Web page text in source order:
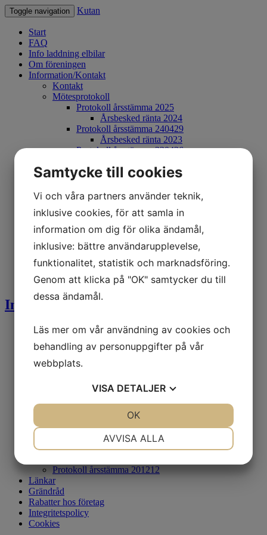
Toggle navigation Kutan
Start
FAQ
Info laddning elbilar
Om föreningen
Information/Kontakt
Kontakt
Mötesprotokoll
Protokoll årsstämma 2025
Årsbesked ränta 2024
Protokoll årsstämma 240429
Årsbesked ränta 2023
Protokoll årsstämma 230426
Protokoll årsstämma 220427
Informationsblad
Protokoll årsstämma 210430
Protokoll årsstämma 201212
Länkar
Grändråd
Rabatter hos företag
Integritetspolicy
Cookies
Bilder
Information/Kontakt
Kontakt
Mötesprotokoll
Protokoll årsstämma 2025
Årsbesked ränta 2024
Årsbesked ränta 2023
Protokoll årsstämma 230426
Årsbesked ränta 2022
Protokoll årsstämma 220427
Årsbesked ränta 2021
Informationsblad
Handbok Motorvärmare
Protokoll årsstämma 201212
Länkar
Grändråd
Rabatter hos företag
Integritetspolicy
Cookies
Samtycke till cookies
Vi och våra partners använder teknik,
inklusive cookies, för att samla in
information om dig för olika ändamål,
inklusive: bättre användarupplevelse,
funktionalitet, statistik och marknadsföring.
Genom att klicka på "OK" samtycker du till
dessa ändamål.
Läs mer om vår användning av cookies och
behandling av personuppgifter på vår
webbplats.
VISA DETALJER
MARKNADSFÖRING
AVVISA ALLA
OK